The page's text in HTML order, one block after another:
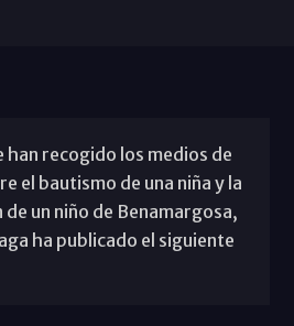
han recogido los medios de
el bautismo de una niña y la
un niño de Benamargosa,
ha publicado el siguiente